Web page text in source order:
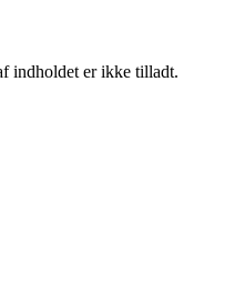
indholdet er ikke tilladt.